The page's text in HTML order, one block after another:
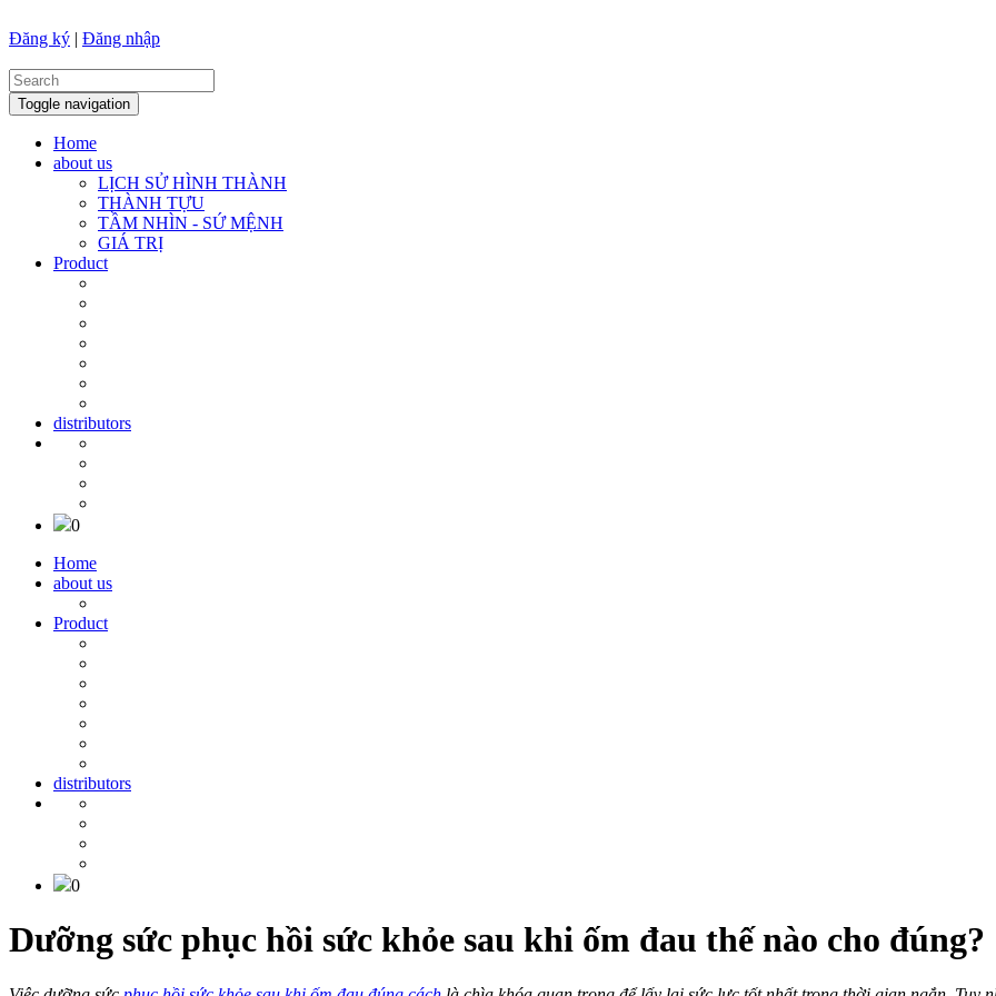
Đăng ký | Đăng nhập
Toggle navigation
Home
about us
LỊCH SỬ HÌNH THÀNH
THÀNH TỰU
TẦM NHÌN - SỨ MỆNH
GIÁ TRỊ
Product
distributors
0
Home
about us
Product
distributors
0
Dưỡng sức phục hồi sức khỏe sau khi ốm đau thế nào cho đúng?